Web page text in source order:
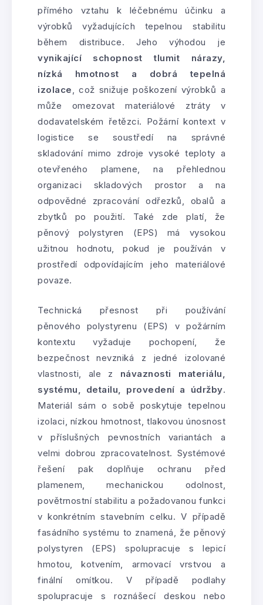
přímého vztahu k léčebnému účinku a
výrobků vyžadujících tepelnou stabilitu
během distribuce. Jeho výhodou je
vynikající schopnost tlumit nárazy,
nízká hmotnost a dobrá tepelná
izolace, což snižuje poškození výrobků a
může omezovat materiálové ztráty v
dodavatelském řetězci. Požární kontext v
logistice se soustředí na správné
skladování mimo zdroje vysoké teploty a
otevřeného plamene, na přehlednou
organizaci skladových prostor a na
odpovědné zpracování odřezků, obalů a
zbytků po použití. Také zde platí, že
pěnový polystyren (EPS) má vysokou
užitnou hodnotu, pokud je používán v
prostředí odpovídajícím jeho materiálové
povaze.
Technická přesnost při používání
pěnového polystyrenu (EPS) v požárním
kontextu vyžaduje pochopení, že
bezpečnost nevzniká z jedné izolované
vlastnosti, ale z návaznosti materiálu,
systému, detailu, provedení a údržby.
Materiál sám o sobě poskytuje tepelnou
izolaci, nízkou hmotnost, tlakovou únosnost
v příslušných pevnostních variantách a
velmi dobrou zpracovatelnost. Systémové
řešení pak doplňuje ochranu před
plamenem, mechanickou odolnost,
povětrnostní stabilitu a požadovanou funkci
v konkrétním stavebním celku. V případě
fasádního systému to znamená, že pěnový
polystyren (EPS) spolupracuje s lepicí
hmotou, kotvením, armovací vrstvou a
finální omítkou. V případě podlahy
spolupracuje s roznášecí deskou nebo